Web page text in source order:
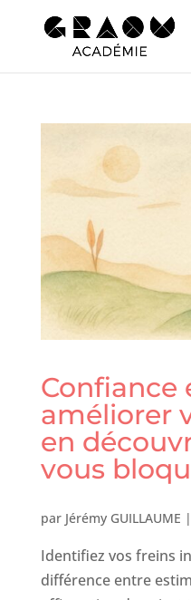
Confiance
améliorer
en
vous
par Jérémy GUILLAUME |
Identifiez vos freins
différence entre